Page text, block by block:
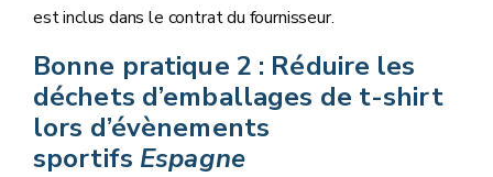
est inclus dans le contrat du fournisseur.
Bonne pratique 2 : Réduire les
déchets d’emballages de t-shirt
lors d’évènements
sportifs Espagne